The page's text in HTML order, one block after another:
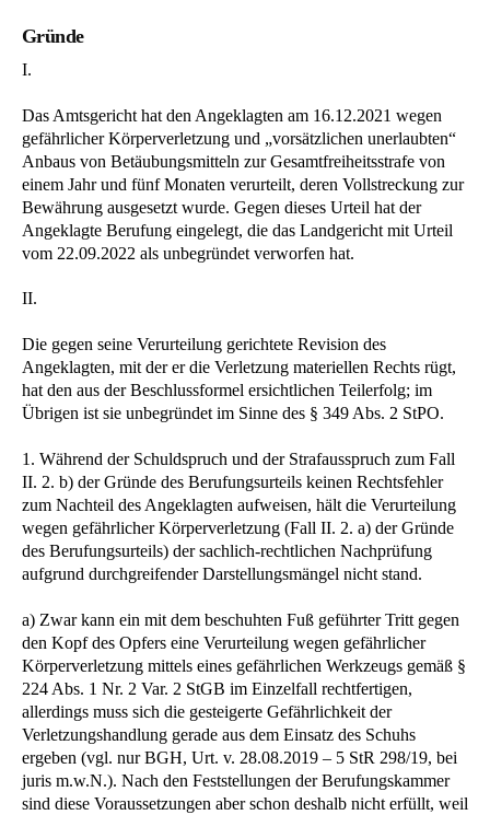
Gründe
I.
Das Amtsgericht hat den Angeklagten am 16.12.2021 wegen
gefährlicher Körperverletzung und „vorsätzlichen unerlaubten“
Anbaus von Betäubungsmitteln zur Gesamtfreiheitsstrafe von
einem Jahr und fünf Monaten verurteilt, deren Vollstreckung zur
Bewährung ausgesetzt wurde. Gegen dieses Urteil hat der
Angeklagte Berufung eingelegt, die das Landgericht mit Urteil
vom 22.09.2022 als unbegründet verworfen hat.
II.
Die gegen seine Verurteilung gerichtete Revision des
Angeklagten, mit der er die Verletzung materiellen Rechts rügt,
hat den aus der Beschlussformel ersichtlichen Teilerfolg; im
Übrigen ist sie unbegründet im Sinne des § 349 Abs. 2 StPO.
1. Während der Schuldspruch und der Strafausspruch zum Fall
II. 2. b) der Gründe des Berufungsurteils keinen Rechtsfehler
zum Nachteil des Angeklagten aufweisen, hält die Verurteilung
wegen gefährlicher Körperverletzung (Fall II. 2. a) der Gründe
des Berufungsurteils) der sachlich-rechtlichen Nachprüfung
aufgrund durchgreifender Darstellungsmängel nicht stand.
a) Zwar kann ein mit dem beschuhten Fuß geführter Tritt gegen
den Kopf des Opfers eine Verurteilung wegen gefährlicher
Körperverletzung mittels eines gefährlichen Werkzeugs gemäß §
224 Abs. 1 Nr. 2 Var. 2 StGB im Einzelfall rechtfertigen,
allerdings muss sich die gesteigerte Gefährlichkeit der
Verletzungshandlung gerade aus dem Einsatz des Schuhs
ergeben (vgl. nur BGH, Urt. v. 28.08.2019 – 5 StR 298/19, bei
juris m.w.N.). Nach den Feststellungen der Berufungskammer
sind diese Voraussetzungen aber schon deshalb nicht erfüllt, weil